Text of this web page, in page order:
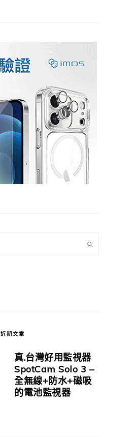
近期文章
真.台灣好用監視器
SpotCam Solo 3 –
全無線+防水+磁吸
的電池監視器